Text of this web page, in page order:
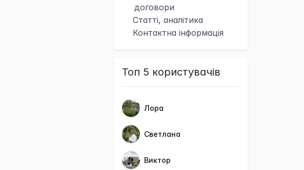
договори
Статті, аналітика
Контактна інформація
Топ 5 користувачів
Лора
Светлана
Виктор